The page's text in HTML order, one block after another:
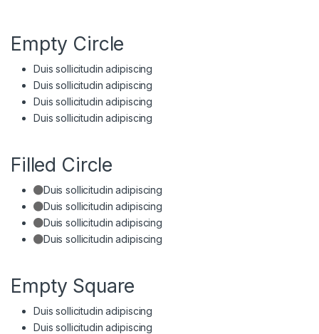
Empty Circle
Duis sollicitudin adipiscing
Duis sollicitudin adipiscing
Duis sollicitudin adipiscing
Duis sollicitudin adipiscing
Filled Circle
Duis sollicitudin adipiscing
Duis sollicitudin adipiscing
Duis sollicitudin adipiscing
Duis sollicitudin adipiscing
Empty Square
Duis sollicitudin adipiscing
Duis sollicitudin adipiscing